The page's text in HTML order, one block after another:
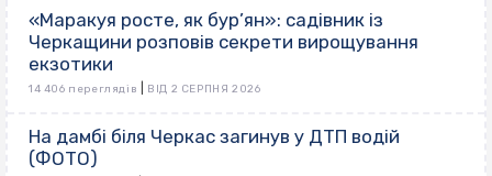
«Маракуя росте, як бур’ян»: садівник із
Черкащини розповів секрети вирощування
екзотики
14 406 переглядів ВІД 2 СЕРПНЯ 2026
На дамбі біля Черкас загинув у ДТП водій
(ФОТО)